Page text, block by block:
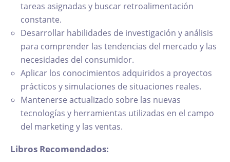
tareas asignadas y buscar retroalimentación
constante.
Desarrollar habilidades de investigación y análisis
para comprender las tendencias del mercado y las
necesidades del consumidor.
Aplicar los conocimientos adquiridos a proyectos
prácticos y simulaciones de situaciones reales.
Mantenerse actualizado sobre las nuevas
tecnologías y herramientas utilizadas en el campo
del marketing y las ventas.
Libros Recomendados: